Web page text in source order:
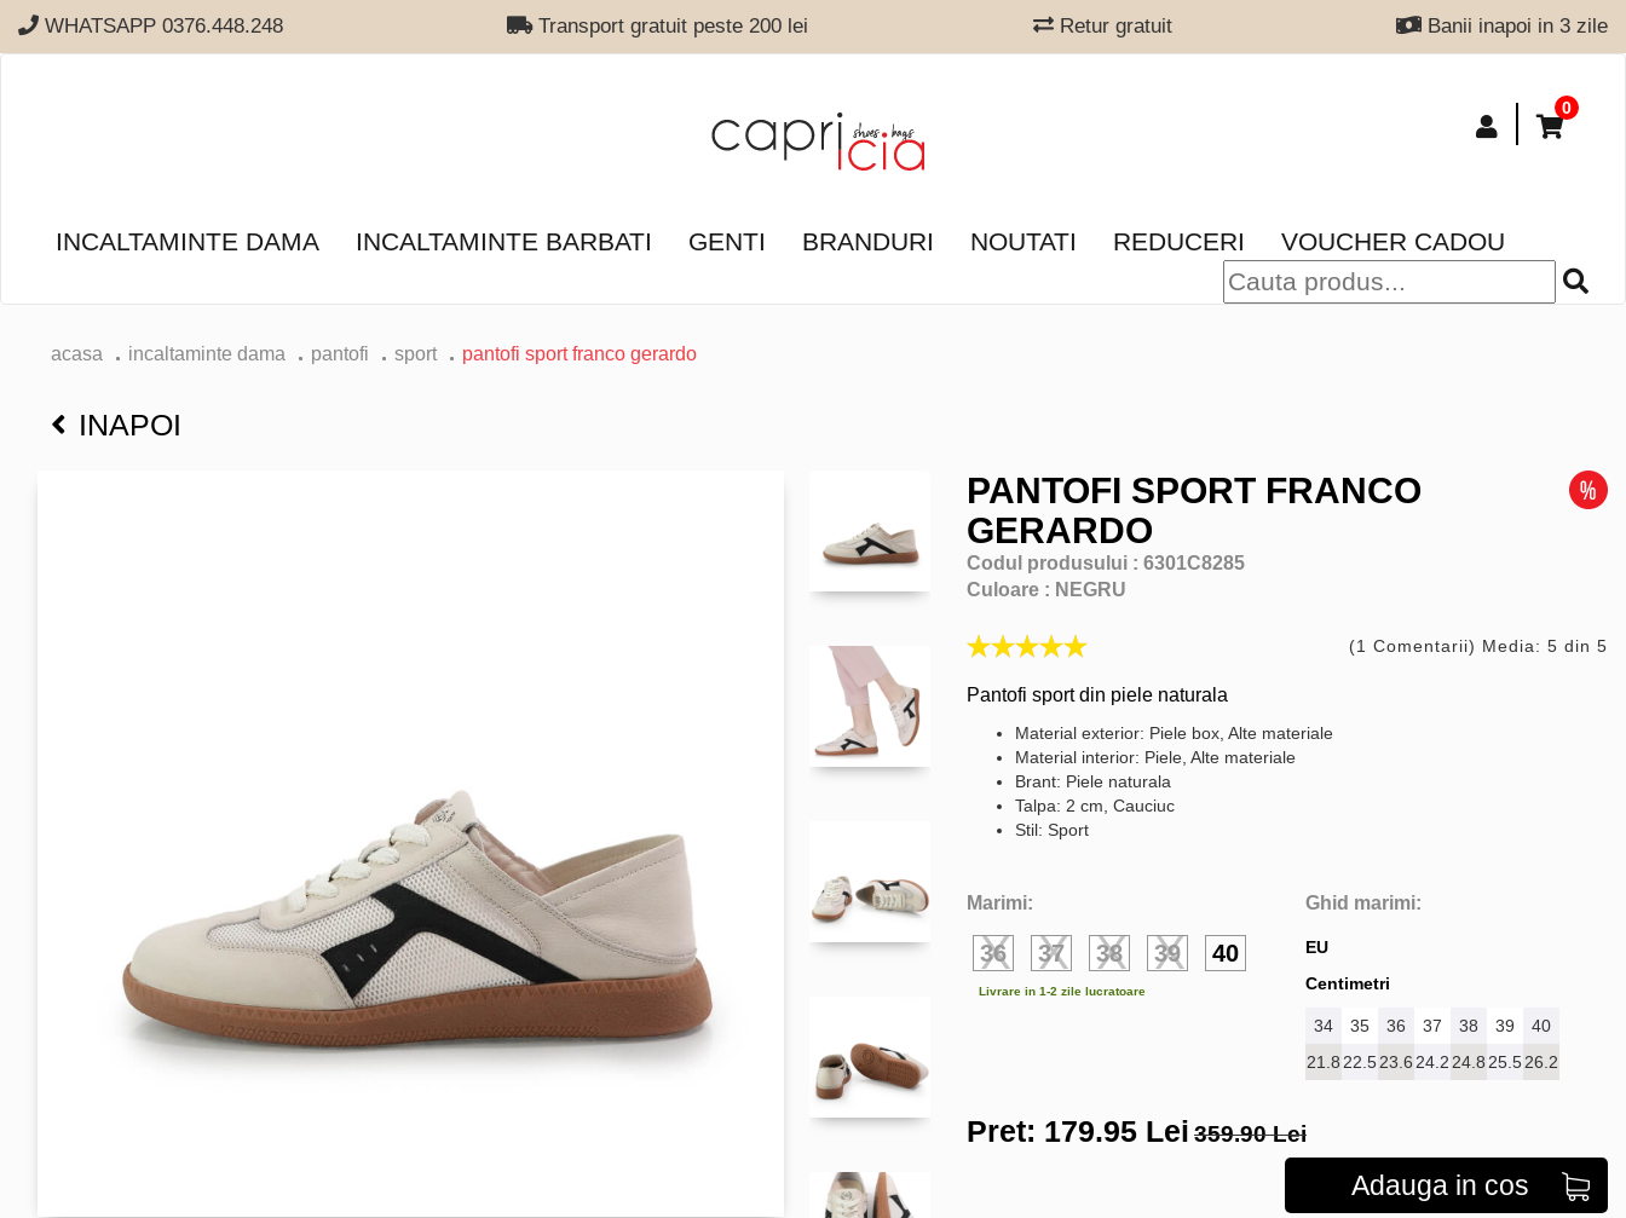
WHATSAPP 0376.448.248 Transport gratuit peste 200 lei Retur gratuit Banii inapoi in 3 zile
0
INCALTAMINTE DAMA INCALTAMINTE BARBATI GENTI BRANDURI NOUTATI REDUCERI VOUCHER CADOU
acasa incaltaminte dama pantofi sport pantofi sport franco gerardo
INAPOI
PANTOFI SPORT FRANCO
GERARDO
Codul produsului : 6301C8285
Culoare : NEGRU
(1 Comentarii) Media: 5 din 5
Pantofi sport din piele naturala
Material exterior: Piele box, Alte materiale
Material interior: Piele, Alte materiale
Brant: Piele naturala
Talpa: 2 cm, Cauciuc
Stil: Sport
Marimi:
36 37 38 39 40
Livrare in 1-2 zile lucratoare
Ghid marimi:
EU
Centimetri
34 35 36 37 38 39
40
21.8 22.523.6 24.2 24.8 25.526.2
Pret: 179.95 Lei 359.90 Lei
Adauga in cos